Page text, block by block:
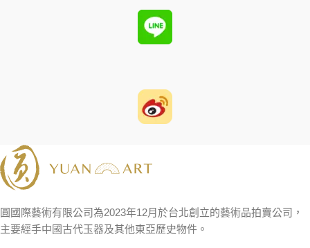
圓國際藝術有限公司為2023年12月於台北創立的藝術品拍賣公司，
主要經手中國古代玉器及其他東亞歷史物件。